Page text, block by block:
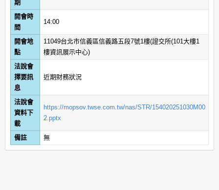
期
開會時
間
14:00
開會地
點
11049台北市信義區信義路五段7號1樓(證交所(101大樓1
樓資訊展示中心)
法說會
擇要訊
息
近期財務狀況
法說會
資料下
載
https://mopsov.twse.com.tw/nas/STR/154020251030M00
2.pptx
備註 無